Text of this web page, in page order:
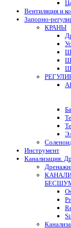
Вентиляция и
Запорно-
КРАНЫ
Инструмент
Канализация.